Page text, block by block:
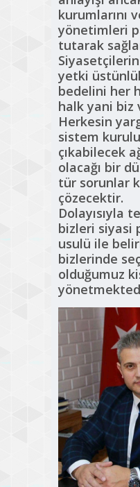
kurumlarını
yönetimleri
tutarak
yetki
bedelini her
halk yani biz
Herkesin
sistem
çıkabilecek
olacağı bir
tür sorunlar
çözecektir.
Dolayısıyla
bizleri siyasi
usulü ile
bizlerinde
olduğumuz